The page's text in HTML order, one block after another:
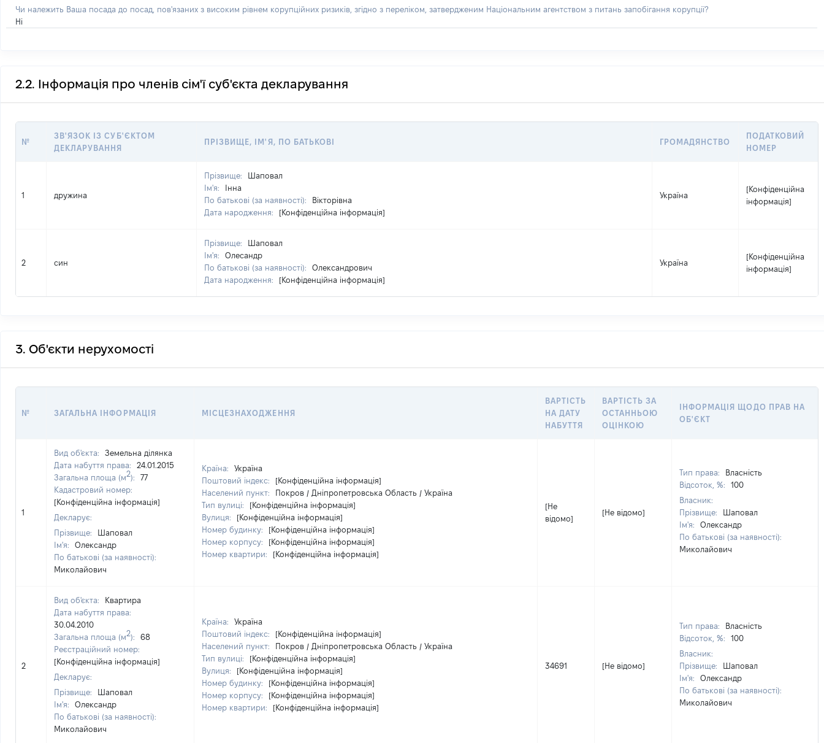
Чи належить Ваша посада до посад, пов'язаних з високим рівнем корупційних ризиків, згідно з переліком, затвердженим Національним агентством з питань запобігання корупції?
Ні
2.2. Інформація про членів сім'ї суб'єкта декларування
№
ЗВ'ЯЗОК ІЗ СУБ'ЄКТОМ
ДЕКЛАРУВАННЯ
ПРІЗВИЩЕ, ІМ'Я, ПО БАТЬКОВІ ГРОМАДЯНСТВО
ПОДАТКОВИЙ
НОМЕР
1 дружина
Прізвище:
Шаповал
Ім'я:
Інна
По батькові (за наявності):
Вікторівна
Дата народження:
[Конфіденційна інформація]
Україна
[Конфіденційна
інформація]
2 син
Прізвище:
Шаповал
Ім'я:
Олесандр
По батькові (за наявності):
Олександрович
Дата народження:
[Конфіденційна інформація]
Україна
[Конфіденційна
інформація]
3. Об'єкти нерухомості
№ ЗАГАЛЬНА ІНФОРМАЦІЯ МІСЦЕЗНАХОДЖЕННЯ
ВАРТІСТЬ
НА ДАТУ
НАБУТТЯ
ВАРТІСТЬ ЗА
ОСТАННЬОЮ
ОЦІНКОЮ
ІНФОРМАЦІЯ ЩОДО ПРАВ НА
ОБ'ЄКТ
1
Вид об'єкта:
Земельна ділянка
Дата набуття права:
24.01.2015
Загальна площа (м2):
77
Кадастровий номер:
[Конфіденційна інформація]
Декларує:
Прізвище:
Шаповал
Ім'я:
Олександр
По батькові (за наявності):
Миколайович
Країна:
Україна
Поштовий індекс:
[Конфіденційна інформація]
Населений пункт:
Покров / Дніпропетровська Область / Україна
Тип вулиці:
[Конфіденційна інформація]
Вулиця:
[Конфіденційна інформація]
Номер будинку:
[Конфіденційна інформація]
Номер корпусу:
[Конфіденційна інформація]
Номер квартири:
[Конфіденційна інформація]
[Не
відомо]
[Не відомо]
Тип права:
Власність
Відсоток, %:
100
Власник:
Прізвище:
Шаповал
Ім'я:
Олександр
По батькові (за наявності):
Миколайович
2
Вид об'єкта:
Квартира
Дата набуття права:
30.04.2010
Загальна площа (м2):
68
Реєстраційний номер:
[Конфіденційна інформація]
Декларує:
Прізвище:
Шаповал
Ім'я:
Олександр
По батькові (за наявності):
Миколайович
Країна:
Україна
Поштовий індекс:
[Конфіденційна інформація]
Населений пункт:
Покров / Дніпропетровська Область / Україна
Тип вулиці:
[Конфіденційна інформація]
Вулиця:
[Конфіденційна інформація]
Номер будинку:
[Конфіденційна інформація]
Номер корпусу:
[Конфіденційна інформація]
Номер квартири:
[Конфіденційна інформація]
34691 [Не відомо]
Тип права:
Власність
Відсоток, %:
100
Власник:
Прізвище:
Шаповал
Ім'я:
Олександр
По батькові (за наявності):
Миколайович